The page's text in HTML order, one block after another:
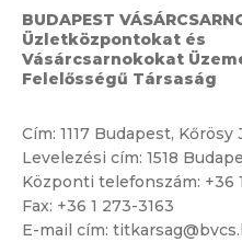
BUDAPEST
Üzletközpontokat és
Vásárcsarnokokat
Felelősségű Társaság
Cím: 1117 Budapest, Kőrösy
Levelezési cím: 1518
Központi telefonszám: +36
Fax: +36 1 273-3163
E-mail cím: